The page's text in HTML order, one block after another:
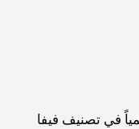
في تصنيف فيفا